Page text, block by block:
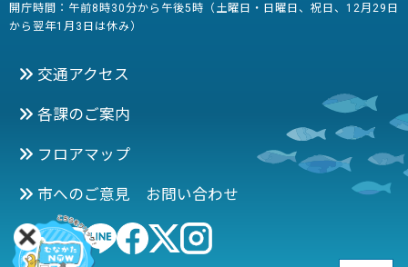
開庁時間：午前8時30分から午後5時（土曜日・日曜日、祝日、12月29日
から翌年1月3日は休み）
交通アクセス
各課のご案内
フロアマップ
市へのご意見 お問い合わせ